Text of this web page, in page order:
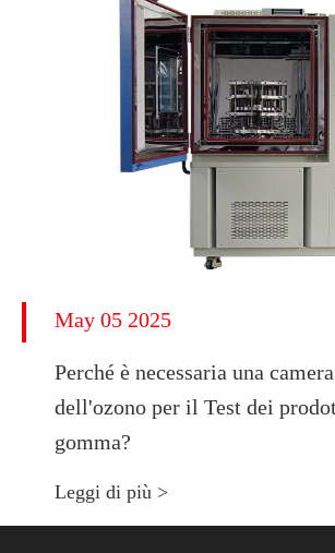
May 05 2025
Perché è necessaria una
dell'ozono per il Test dei
gomma?
Leggi di più >